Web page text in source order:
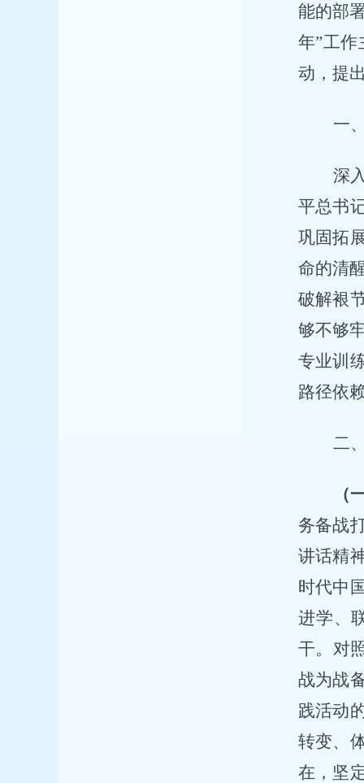
能的部
年”工
动，提
一
深
平总书
巩固拓
命的清
破解裉
够不够
专业训
路径依
二
（
务备战
讲话精
时代中
进学、
干。对
战为战
践活动
转变、
在，坚